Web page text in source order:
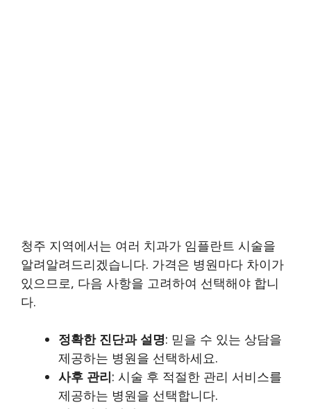
청주 지역에서는 여러 치과가 임플란트 시술을
알려알려드리겠습니다. 가격은 병원마다 차이가
있으므로, 다음 사항을 고려하여 선택해야 합니
다.
정확한 진단과 설명: 믿을 수 있는 상담을
제공하는 병원을 선택하세요.
사후 관리: 시술 후 적절한 관리 서비스를
제공하는 병원을 선택합니다.